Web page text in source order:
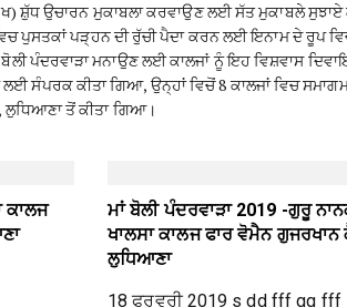
ਸ਼ੁੱਧ ਉਚਾਰਨ ਮੁਕਾਬਲਾ ਕਰਵਾਉਣ ਲਈ ਸੱਤ ਮੁਕਾਬਲੇ
ਪੁਸਤਕਾਂ ਪੜ੍ਹਨ ਦੀ ਰੁੱਚੀ ਪੈਦਾ ਕਰਨ ਲਈ ਇਨਾਮ ਦੇ ਰੂਪ
ਪੰਦਰਵਾੜਾ ਮਨਾਉਣ ਲਈ ਕਾਲਜਾਂ ਨੂੰ ਇਹ ਵਿਸ਼ਵਾਸ
ਲਈ ਸੰਪਰਕ ਕੀਤਾ ਗਿਆ, ਉਨ੍ਹਾਂ ਵਿਚੋਂ 8 ਕਾਲਜਾਂ ਵਿਚ
ਲੁਧਿਆਣਾ ਤੋਂ ਕੀਤਾ ਗਿਆ।
ਕਾਲਜ
ਮਾਂ ਬੋਲੀ ਪੰਦਰਵਾੜਾ 2019 -ਗੁਰੂ
ਖਾਲਸਾ ਕਾਲਜ ਫਾਰ ਵੋਮੈਨ
ਲੁਧਿਆਣਾ
18 ਫਰਵਰੀ 2019 s dd fff gg fff